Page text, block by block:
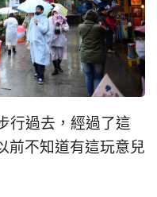
行過去，經過了這
前不知道有這玩意兒